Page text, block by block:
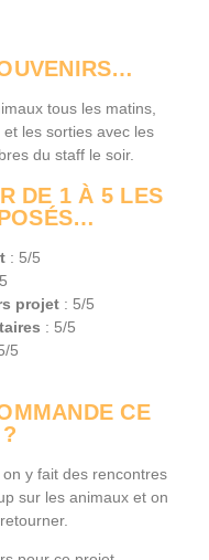
tous les matins,
les sorties avec les
du staff le soir.
DE 1 À 5 LES
: 5/5
projet : 5/5
: 5/5
5
CE
y fait des rencontres
sur les animaux et on